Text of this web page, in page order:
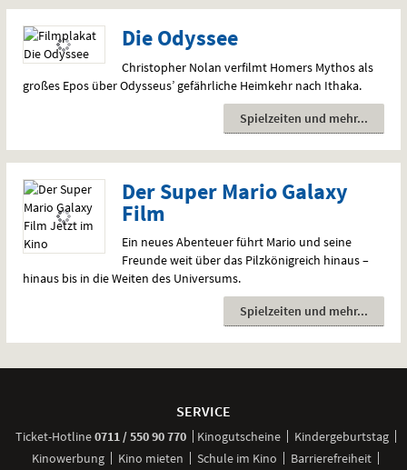
Die Odyssee
Christopher Nolan verfilmt Homers Mythos als
großes Epos über Odysseus’ gefährliche Heimkehr nach Ithaka.
Spielzeiten und mehr
Der Super Mario Galaxy
Film
Ein neues Abenteuer führt Mario und seine
Freunde weit über das Pilzkönigreich hinaus –
hinaus bis in die Weiten des Universums.
Spielzeiten und mehr
SERVICE
Ticket-Hotline0711 / 550 90 770anrufen
Kinogutscheine
Kindergeburtstag
Kinowerbung
Kino mieten Schule im Kino Barrierefreiheit